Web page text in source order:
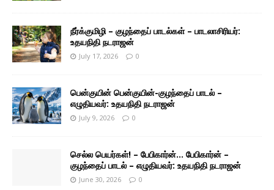
நீர்க்குமிழி – குழந்தைப் பாடல்கள் – பாடலாசிரியர்:
உதயநிதி நடராஜன்
July 17, 2026 0
பென்குயின் பென்குயின்-குழந்தைப் பாடல் –
எழுதியவர்: உதயநிதி நடராஜன்
July 9, 2026 0
செல்ல பெயர்கள்! – பேபிகார்ன்… பேபிகார்ன் –
குழந்தைப் பாடல் – எழுதியவர்: உதயநிதி நடராஜன்
June 30, 2026 0